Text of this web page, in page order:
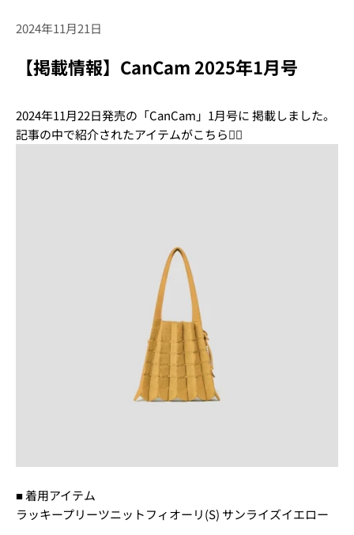
2024年11月21日
【掲載情報】CanCam 2025年1月号
2024年11月22日発売の「CanCam」1月号に 掲載しました。
記事の中で紹介されたアイテムがこちら💁‍♀️
■ 着用アイテム
ラッキープリーツニットフィオーリ(S) サンライズイエロー